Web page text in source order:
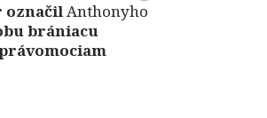
označilAnthonyho
brániacu